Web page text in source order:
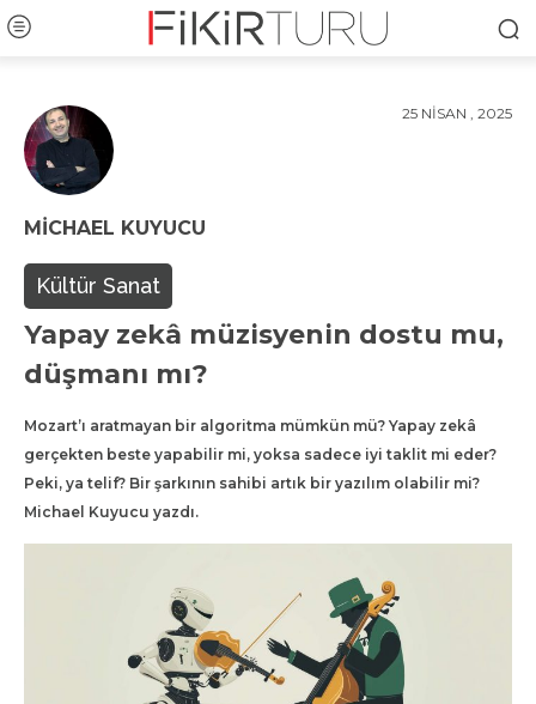
25 NISAN , 2025
MICHAEL KUYUCU
Kültür Sanat
Yapay zekâ müzisyenin dostu mu,
düşmanı mı?
Mozart’ı aratmayan bir algoritma mümkün mü? Yapay zekâ
gerçekten beste yapabilir mi, yoksa sadece iyi taklit mi eder?
Peki, ya telif? Bir şarkının sahibi artık bir yazılım olabilir mi?
Michael Kuyucu yazdı.